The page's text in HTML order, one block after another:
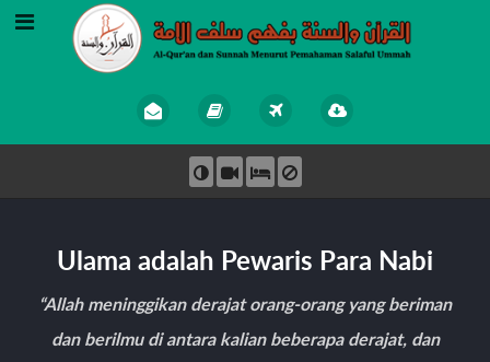
Ulama adalah Pewaris Para Nabi
“Allah meninggikan derajat orang-orang yang beriman
dan berilmu di antara kalian beberapa derajat, dan